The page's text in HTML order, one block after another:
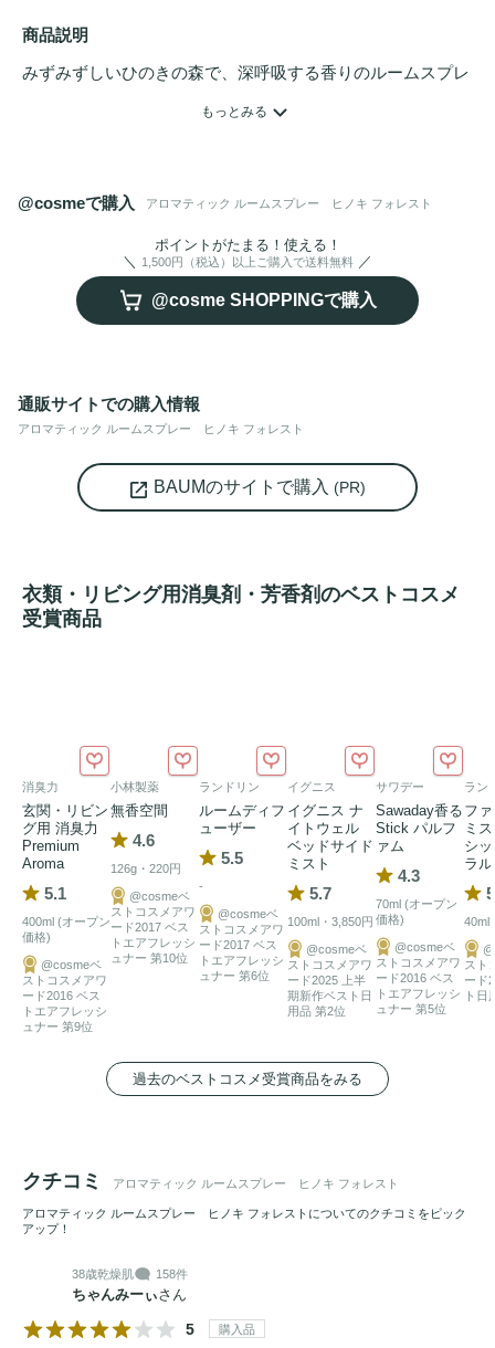
商品説明
みずみずしいひのきの森で、深呼吸する香りのルームスプレ
生命感あふれるひのきの、繊細で大胆なエネルギーが心を満
透明感のあるウッディグリーンがやさしく香る、ルーム&リ
ネン用フレグランス。
森林浴を思わせる清々しい香りが瞬時に広がり、心地よい空
透明感のある「ウッディグリーン」の香り
フレッシュに香り立つ伸びやかな枝葉、深い温かみをもたら
たします。
もっとみる
@cosmeで購入 アロマティック ルームスプレー ヒノキ フォレスト
ポイントがたまる！使える！
1,500円（税込）以上ご購入で送料無料
@cosme SHOPPINGで購入
通販サイトでの購入情報
アロマティック ルームスプレー ヒノキ フォレスト
BAUMのサイトで購入 (PR)
衣類・リビング用消臭剤・芳香剤のベストコスメ
受賞商品
消臭力
玄関・リビン
グ用 消臭力
Premium
Aroma
5.1
400ml (オープン
価格)
@cosmeベ
ストコスメアワ
ード2016 ベス
トエアフレッシ
ュナー 第9位
小林製薬
無香空間
4.6
126g・220円
@cosmeベ
ストコスメアワ
ード2017 ベス
トエアフレッシ
ュナー 第10位
ランドリン
ルームディフ
ューザー
5.5
-
@cosmeベ
ストコスメアワ
ード2017 ベス
トエアフレッシ
ュナー 第6位
イグニス
イグニス ナ
イトウェル
ベッドサイド
ミスト
5.7
100ml・3,850円
@cosmeベ
ストコスメアワ
ード2025 上半
期新作ベスト日
用品 第2位
サワデー
Sawaday香る
Stick パルフ
ァム
4.3
70ml (オープン
価格)
@cosmeベ
ストコスメアワ
ード2016 ベス
トエアフレッシ
ュナー 第5位
ラン
フ
ミ
シ
ラル
40ml
スト
ード
ト日
過去のベストコスメ受賞商品をみる
クチコミ アロマティック ルームスプレー ヒノキ フォレスト
アロマティック ルームスプレー ヒノキ フォレストについてのクチコミをピック
アップ！
38歳乾燥肌 158件
ちゃんみーぃさん
5 購入品